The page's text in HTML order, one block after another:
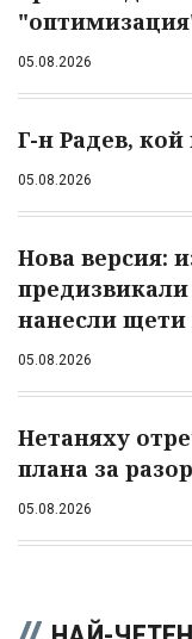
05.08.2026
Г-н Радев, кой
05.08.2026
Нова версия:
нанесли щети
05.08.2026
Нетаняху
плана за
05.08.2026